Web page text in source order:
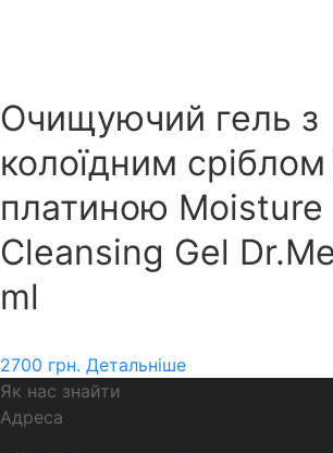
Очищуючий гель з
колоїдним сріблом
платиною Moisture
Cleansing Gel
ml
2700 грн. Детальніше
Як нас знайти
Адреса